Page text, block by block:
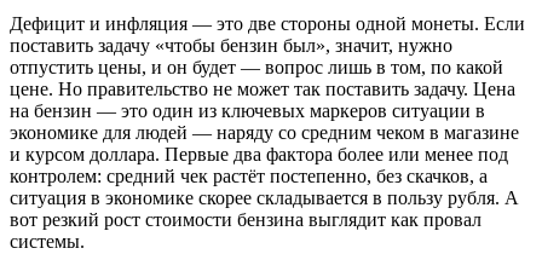
Дефицит и инфляция — это две стороны одной монеты. Если
поставить задачу «чтобы бензин был», значит, нужно
отпустить цены, и он будет — вопрос лишь в том, по какой
цене. Но правительство не может так поставить задачу. Цена
на бензин — это один из ключевых маркеров ситуации в
экономике для людей — наряду со средним чеком в магазине
и курсом доллара. Первые два фактора более или менее под
контролем: средний чек растёт постепенно, без скачков, а
ситуация в экономике скорее складывается в пользу рубля. А
вот резкий рост стоимости бензина выглядит как провал
системы.